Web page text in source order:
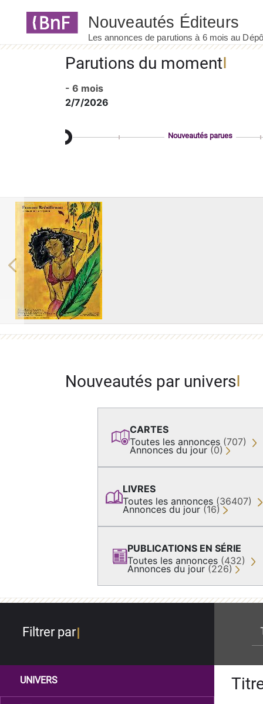
Parutions du moment
- 6 mois
2/7/2026
Nouveautés parues
Previous
Nouveautés par univers
CARTES
Toutes les annonces (707)
Annonces du jour (0)
LIVRES
Toutes les annonces (36407)
Annonces du jour (16)
PUBLICATIONS EN SÉRIE
Toutes les annonces (432)
Annonces du jour (226)
Filtrer par
UNIVERS